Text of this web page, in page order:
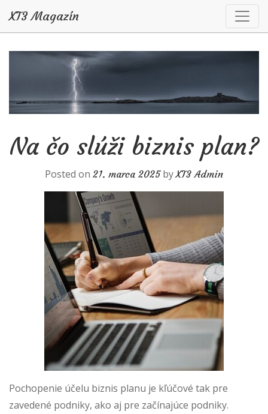
XT3 Magazín
Na čo slúži biznis plan?
Posted on 21. marca 2025byXT3 Admin
Pochopenie účelu biznis planu je kľúčové tak pre
zavedené podniky, ako aj pre začínajúce podniky.